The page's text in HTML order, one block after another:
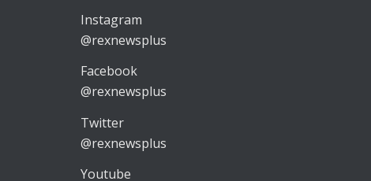
Instagram
@rexnewsplus
Facebook
@rexnewsplus
Twitter
@rexnewsplus
Youtube